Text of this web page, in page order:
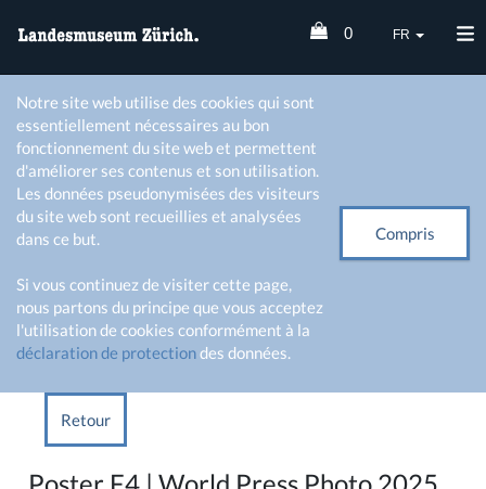
0 FR
Notre site web utilise des cookies qui sont
essentiellement nécessaires au bon
fonctionnement du site web et permettent
d'améliorer ses contenus et son utilisation.
Les données pseudonymisées des visiteurs
du site web sont recueillies et analysées
dans ce but.
Si vous continuez de visiter cette page,
nous partons du principe que vous acceptez
l'utilisation de cookies conformément à la
déclaration de protectiondes données.
Compris
Retour
Poster F4 | World Press Photo 2025